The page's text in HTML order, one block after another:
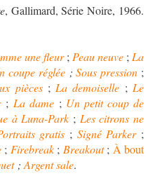
, Gallimard, Série Noire, 1966.
une fleur; Peau neuve; La
coupe réglée; Sous pression ;
pièces; La demoiselle; Le
; La dame; Un petit coup de
à Luna-Park ; Les citrons ne
gratis ; Signé Parker;
; Firebreak; Breakout; À bout
; Argent sale.